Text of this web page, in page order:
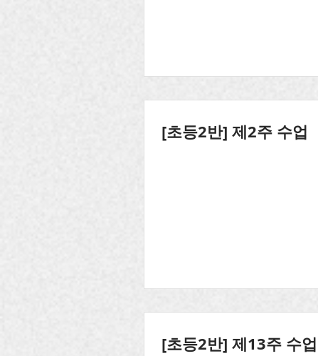
[초등2반] 제2주 수업
[초등2반] 제13주 수업